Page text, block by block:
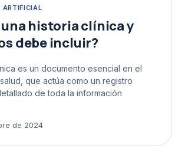
ARTIFICIAL
una historia clínica y
debe incluir?
es un documento esencial en el
que actúa como un registro
de toda la información
de 2024